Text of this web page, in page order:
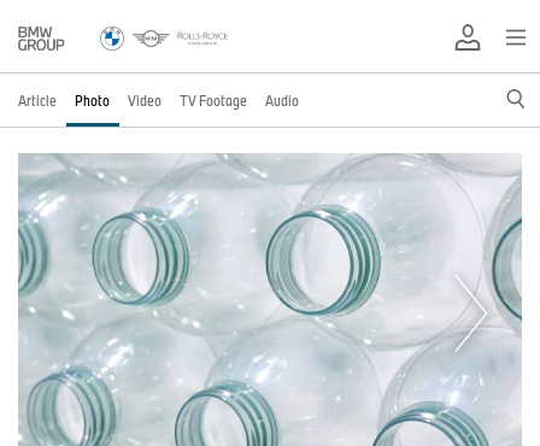
Article Photo Video TV Footage Audio